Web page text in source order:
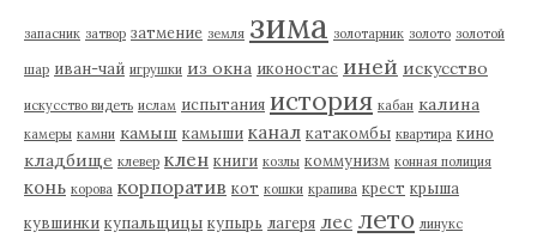
запасник затвор затмение земля зима золотарник золото золотой
шар иван-чай игрушки из окна иконостас иней искусство
искусство видеть ислам испытания история кабан калина
камеры камни камыш камыши канал катакомбы квартира кино
кладбище клевер клен книги козлы коммунизм конная полиция
конь корова корпоратив кот кошки крапива крест крыша
кувшинки купальщицы купырь лагеря лес лето линукс